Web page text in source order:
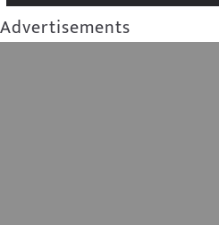
Advertisements